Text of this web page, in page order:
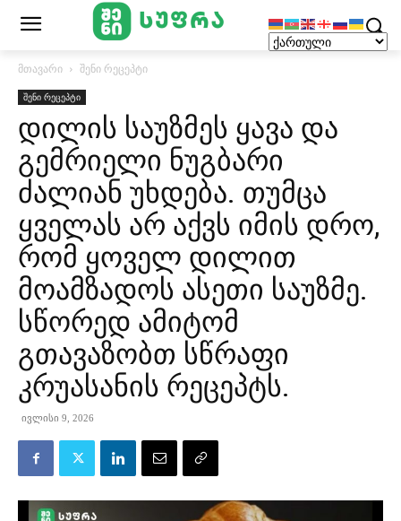
მთავარი შენი რეცეპტი
შენი რეცეპტი
დილის საუზმეს ყავა და
გემრიელი ნუგბარი
ძალიან უხდება. თუმცა
ყველას არ აქვს იმის დრო,
რომ ყოველ დილით
მოამზადოს ასეთი საუზმე.
სწორედ ამიტომ
გთავაზობთ სწრაფი
კრუასანის რეცეპტს.
ივლისი 9, 2026